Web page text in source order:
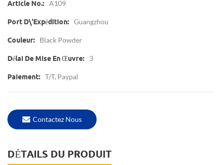
Article No.: A109
Port D\'expédition: Guangzhou
Couleur: Black Powder
Délai De Mise En Œuvre: 3
Paiement: T/T, Paypal
Contactez Nous
DÉTAILS DU PRODUIT